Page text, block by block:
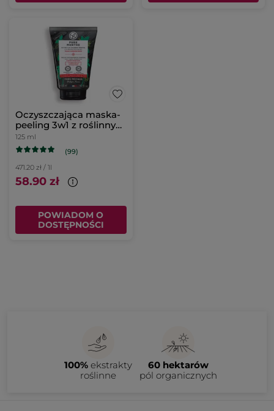
Oczyszczająca maska-
peeling 3w1 z roślinnym
węglem
125 ml
(99)
471.20 zł / 1l
58.90 zł
POWIADOM O
DOSTĘPNOŚCI
100% ekstrakty
roślinne
60 hektarów
pól organicznych